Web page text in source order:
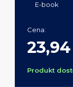
E-book
Cena:
23,94
Produkt